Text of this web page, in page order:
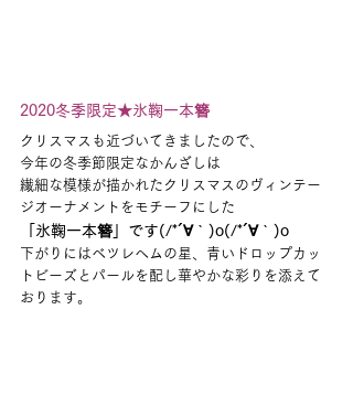
2020冬季限定★氷鞠一本簪
クリスマスも近づいてきましたので、
今年の冬季節限定なかんざしは
繊細な模様が描かれたクリスマスのヴィンテー
ジオーナメントをモチーフにした
「氷鞠一本簪」です(/*´∀｀)o(/*´∀｀)o
下がりにはベツレヘムの星、青いドロップカッ
トビーズとパールを配し華やかな彩りを添えて
おります。